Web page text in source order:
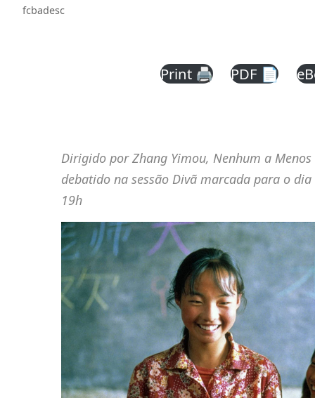
fcbadesc
Print 🖨 PDF 📄
Dirigido por Zhang Yimou, Nenhum a Menos
debatido na sessão Divã marcada para o dia
19h